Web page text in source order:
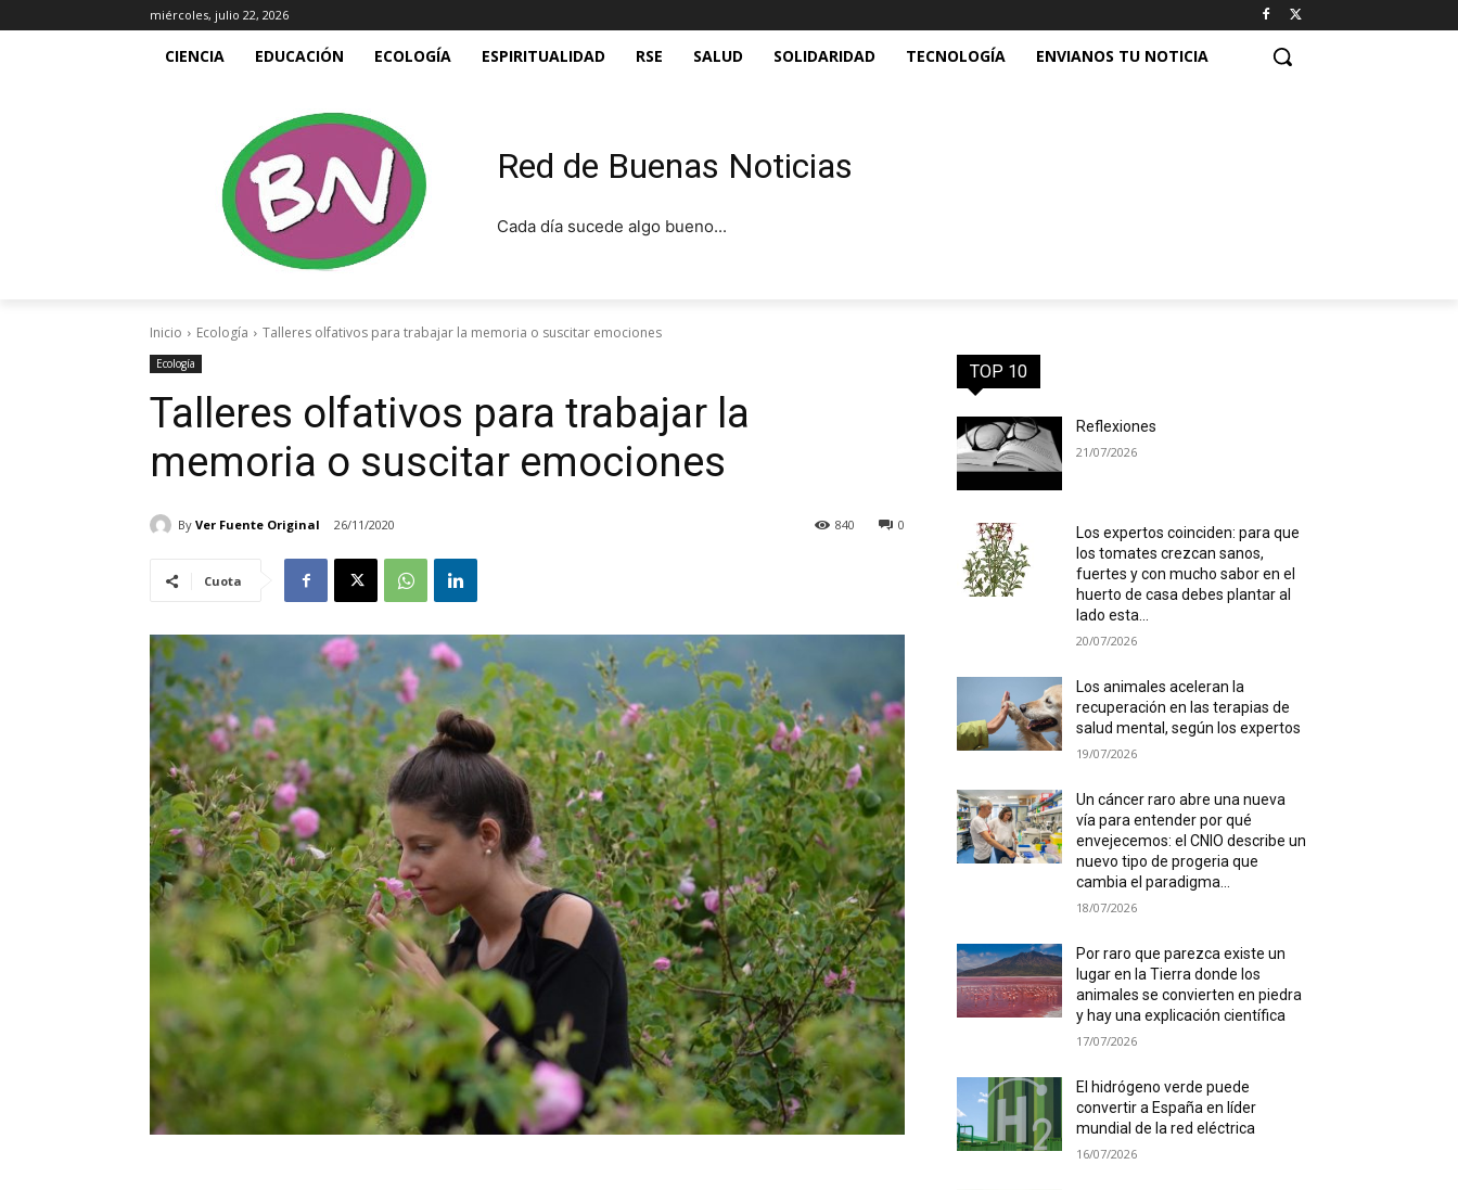
miércoles, julio 22, 2026
CIENCIA EDUCACIÓN ECOLOGÍA ESPIRITUALIDAD RSE SALUD SOLIDARIDAD TECNOLOGÍA ENVIANOS TU NOTICIA
Red de Buenas Noticias
Cada día sucede algo bueno...
Inicio Ecología Talleres olfativos para trabajar la memoria o suscitar emociones
Ecología
Talleres olfativos para trabajar la
memoria o suscitar emociones
By Ver Fuente Original 26/11/2020 0
840
Cuota
TOP 10
Reflexiones
21/07/2026
Los expertos coinciden: para que
los tomates crezcan sanos,
fuertes y con mucho sabor en el
huerto de casa debes plantar al
lado esta...
20/07/2026
Los animales aceleran la
recuperación en las terapias de
salud mental, según los expertos
19/07/2026
Un cáncer raro abre una nueva
vía para entender por qué
envejecemos: el CNIO describe un
nuevo tipo de progeria que
cambia el paradigma...
18/07/2026
Por raro que parezca existe un
lugar en la Tierra donde los
animales se convierten en piedra
y hay una explicación científica
17/07/2026
El hidrógeno verde puede
convertir a España en líder
mundial de la red eléctrica
16/07/2026